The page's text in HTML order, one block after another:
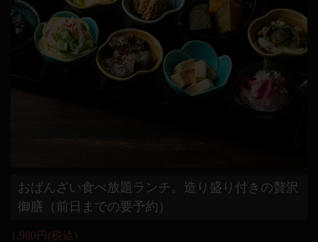
おばんざい食べ放題ランチ。造り盛り付きの贅沢
御膳（前日までの要予約）
1,980円 (税込)